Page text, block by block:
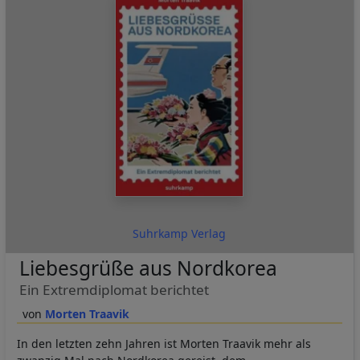
Suhrkamp Verlag
Morten Traavik
Liebesgrüße aus Nordkorea
Ein Extremdiplomat berichtet
In den letzten zehn Jahren ist Morten Traavik mehr als